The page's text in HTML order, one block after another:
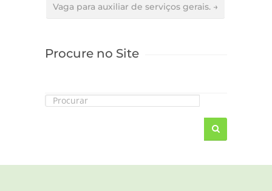
Vaga para auxiliar de serviços gerais. →
Procure no Site